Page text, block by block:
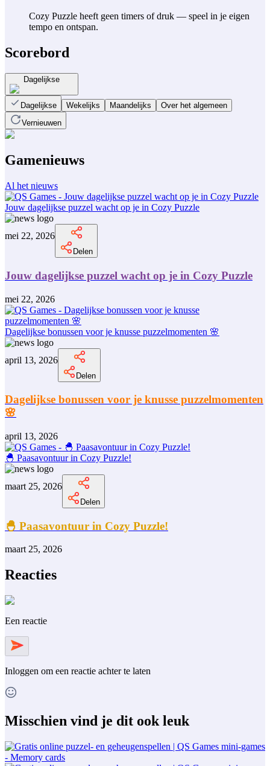
Cozy Puzzle heeft geen timers of druk — speel in je eigen
tempo en ontspan.
Scorebord
Dagelijkse
Dagelijkse Wekelijks Maandelijks
Over het algemeen
Vernieuwen
Gamenieuws
Al het nieuws
Jouw dagelijkse puzzel wacht op je in Cozy Puzzle
mei 22, 2026
Delen
Jouw dagelijkse puzzel wacht op je in Cozy Puzzle
mei 22, 2026
Dagelijkse bonussen voor je knusse puzzelmomenten 🌸
april 13, 2026
Delen
Dagelijkse bonussen voor je knusse puzzelmomenten
🌸
april 13, 2026
🐣 Paasavontuur in Cozy Puzzle!
maart 25, 2026
Delen
🐣 Paasavontuur in Cozy Puzzle!
maart 25, 2026
Reacties
Een reactie
Inloggen om een reactie achter te laten
Misschien vind je dit ook leuk